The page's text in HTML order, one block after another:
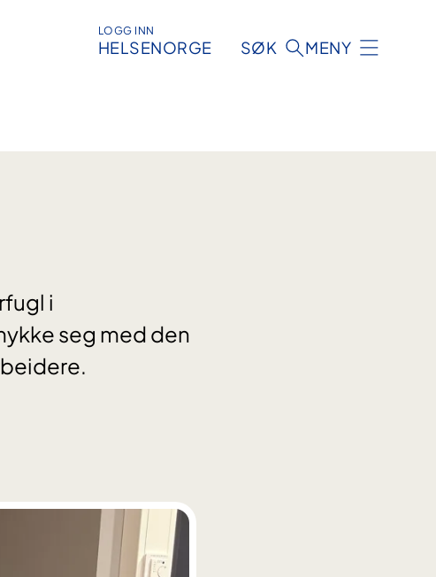
LOGG INN
HELSENORGE SØK MENY
i
seg med den